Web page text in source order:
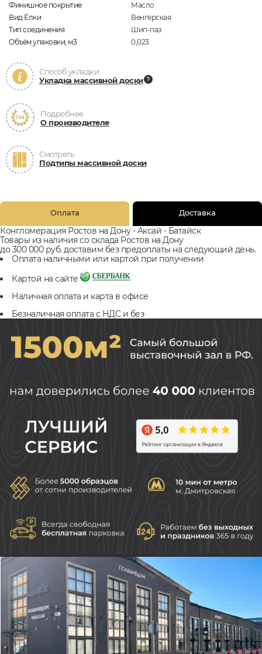
Финишное покрытие
Масло
Вид Ёлки
Венгерская
Тип соединения
Шип-паз
Объём упаковки, м3
0,023
Способ укладки
Укладка массивной доски
Подробнее
О производителе
Смотреть
Подтипы массивной доски
Оплата Доставка
Конгломерация Ростов на Дону - Аксай - Батайск
Товары из наличия со склада Ростов на Дону
до 300 000 руб. доставим без предоплаты на следующий день.
Оплата наличными или картой при получении
Картой на сайте
Наличная оплата и карта в офисе
Безналичная оплата с НДС и без